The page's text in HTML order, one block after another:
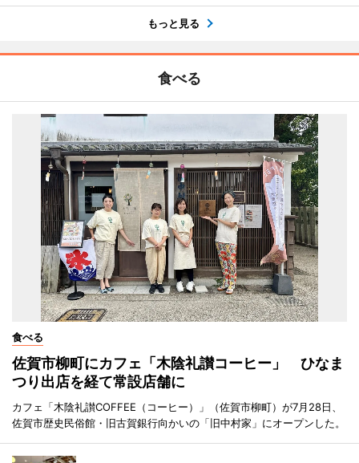
もっと見る
食べる
食べる
佐賀市柳町にカフェ「木陰礼讃コーヒー」 ひなま
つり出店を経て常設店舗に
カフェ「木陰礼讃COFFEE（コーヒー）」（佐賀市柳町）が7月28日、
佐賀市歴史民俗館・旧古賀銀行向かいの「旧中村家」にオープンした。